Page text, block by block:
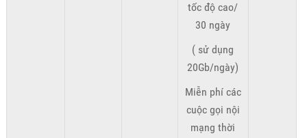
tốc độ cao/
30 ngày
( sử dụng
20Gb/ngày)
Miễn phí các
cuộc gọi nội
mạng thời